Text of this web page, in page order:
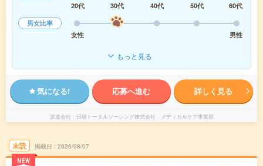
20代
30代 40代 50代
60代
男女比率
女性
男性
もっと見る
気になる! 応募へ進む 詳しく見る
派遣会社 日研トータルソーシング株式会社 メディカルケア事業部
未読
NEW
掲載日 2026/08/07